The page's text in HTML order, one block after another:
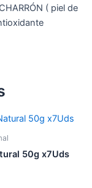
( piel de
50g x7Uds